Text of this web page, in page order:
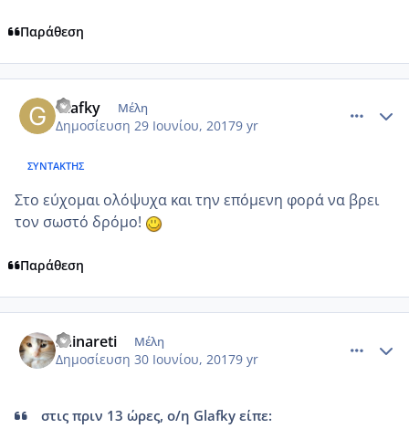
Παράθεση
Glafky Μέλη
Δημοσίευση 29 Ιουνίου, 20179 yr
ΣΥΝΤΆΚΤΗΣ
Στο εύχομαι ολόψυχα και την επόμενη φορά να βρει
τον σωστό δρόμο!
Παράθεση
Fainareti Μέλη
Δημοσίευση 30 Ιουνίου, 20179 yr
στις πριν 13 ώρες, ο/η Glafky είπε: